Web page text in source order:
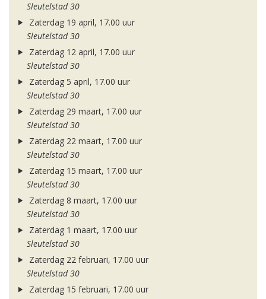
Sleutelstad 30
Zaterdag 19 april, 17.00 uur
Sleutelstad 30
Zaterdag 12 april, 17.00 uur
Sleutelstad 30
Zaterdag 5 april, 17.00 uur
Sleutelstad 30
Zaterdag 29 maart, 17.00 uur
Sleutelstad 30
Zaterdag 22 maart, 17.00 uur
Sleutelstad 30
Zaterdag 15 maart, 17.00 uur
Sleutelstad 30
Zaterdag 8 maart, 17.00 uur
Sleutelstad 30
Zaterdag 1 maart, 17.00 uur
Sleutelstad 30
Zaterdag 22 februari, 17.00 uur
Sleutelstad 30
Zaterdag 15 februari, 17.00 uur